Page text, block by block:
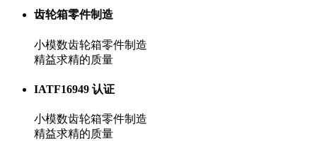
齿轮箱零件制造
小模数齿轮箱零件制造
精益求精的质量
IATF16949 认证
小模数齿轮箱零件制造
精益求精的质量